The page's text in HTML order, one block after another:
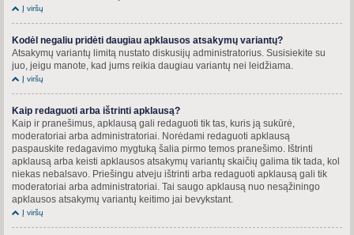
Į viršų
Kodėl negaliu pridėti daugiau apklausos atsakymų variantų?
Atsakymų variantų limitą nustato diskusijų administratorius. Susisiekite su
juo, jeigu manote, kad jums reikia daugiau variantų nei leidžiama.
Į viršų
Kaip redaguoti arba ištrinti apklausą?
Kaip ir pranešimus, apklausą gali redaguoti tik tas, kuris ją sukūrė,
moderatoriai arba administratoriai. Norėdami redaguoti apklausą
paspauskite redagavimo mygtuką šalia pirmo temos pranešimo. Ištrinti
apklausą arba keisti apklausos atsakymų variantų skaičių galima tik tada, kol
niekas nebalsavo. Priešingu atveju ištrinti arba redaguoti apklausą gali tik
moderatoriai arba administratoriai. Tai saugo apklausą nuo nesąžiningo
apklausos atsakymų variantų keitimo jai bevykstant.
Į viršų